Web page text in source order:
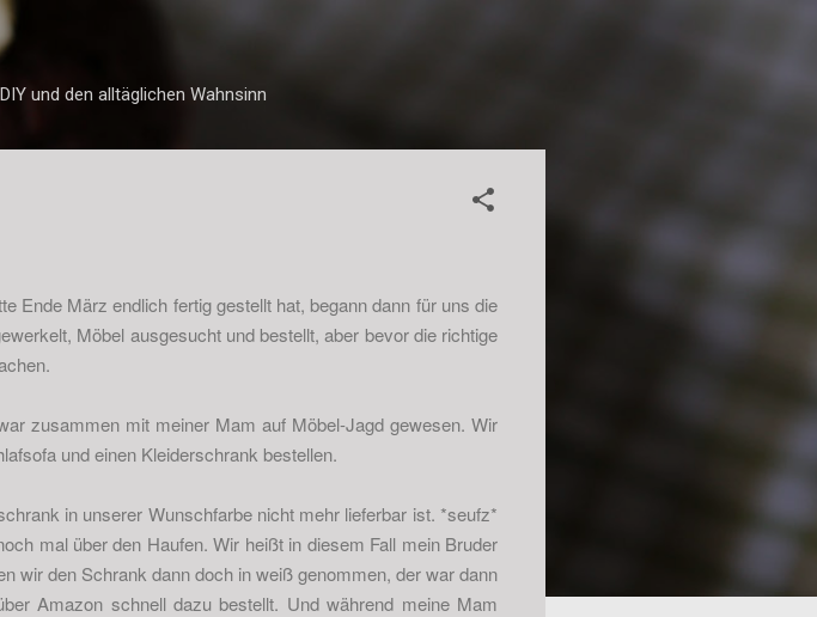
und den alltäglichen Wahnsinn
Ende März endlich fertig gestellt hat, begann dann für uns die
Möbel ausgesucht und bestellt, aber bevor die richtige
zusammen mit meiner Mam auf Möbel-Jagd gewesen. Wir
und einen Kleiderschrank bestellen.
in unserer Wunschfarbe nicht mehr lieferbar ist. *seufz*
mal über den Haufen. Wir heißt in diesem Fall mein Bruder
wir den Schrank dann doch in weiß genommen, der war dann
Amazon schnell dazu bestellt. Und während meine Mam